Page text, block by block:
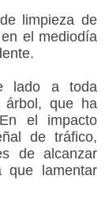
limpieza de
el mediodía
lado a toda
árbol, que ha
el impacto
de tráfico,
de alcanzar
que lamentar